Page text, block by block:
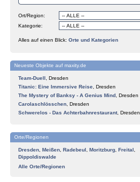
Ort/Region:
Kategorie:
Alles auf einen Blick: Orte und Kategorien
Neueste Objekte auf maxity.de
Team-Duell
Dresden
Titanic: Eine Immersive Reise Dresden
The Mystery of Banksy - A Genius Mind Dresden
Carolaschlösschen Dresden
Schwerelos - Das Achterbahnrestaurant, Dresden
Orte/Regionen
Dresden Meißen Radebeul Moritzburg Freital
Dippoldiswalde
Alle Orte/Regionen